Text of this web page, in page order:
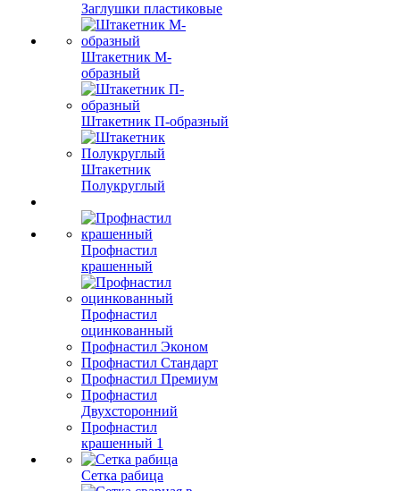
Заглушки пластиковые
Штакетник М-
образный
Штакетник П-образный
Штакетник
Полукруглый
Профнастил
крашенный
Профнастил
оцинкованный
Профнастил Эконом
Профнастил Стандарт
Профнастил Премиум
Профнастил
Двухсторонний
Профнастил
крашенный 1
Сетка рабица